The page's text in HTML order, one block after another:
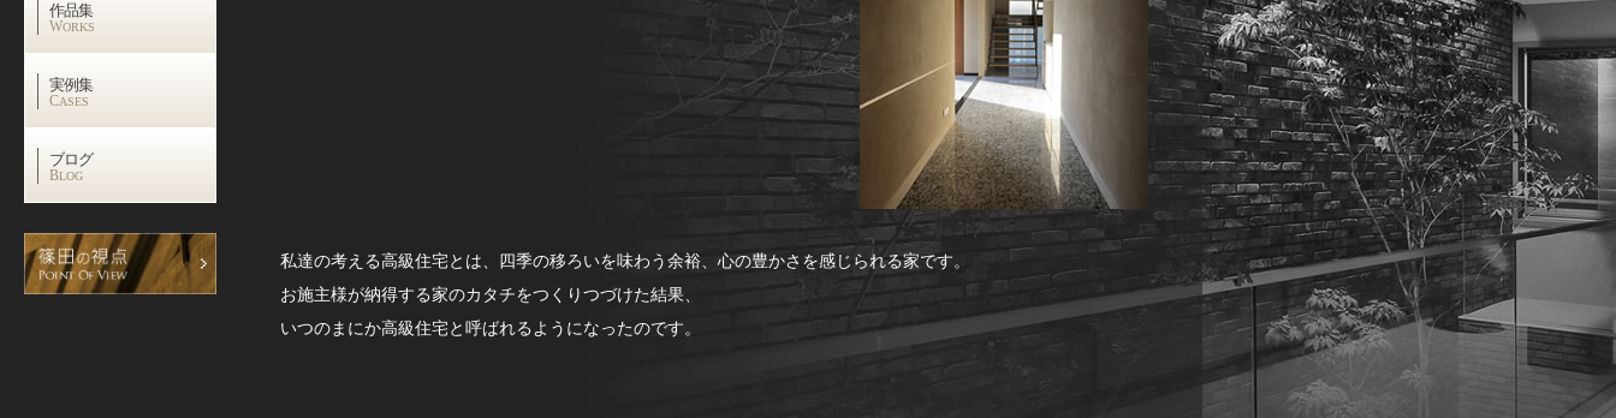
作品集
WORKS
実例集
CASES
ブログ
BLOG
私達の考える高級住宅とは、四季の移ろいを味わう余裕、心の豊かさを感じられる家です。
お施主様が納得する家のカタチをつくりつづけた結果、
いつのまにか高級住宅と呼ばれるようになったのです。